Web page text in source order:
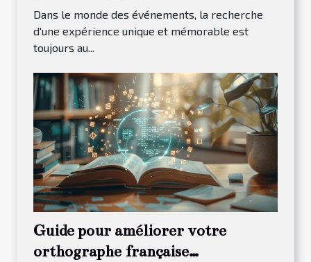
Dans le monde des événements, la recherche
d'une expérience unique et mémorable est
toujours au...
Guide pour améliorer votre
orthographe française